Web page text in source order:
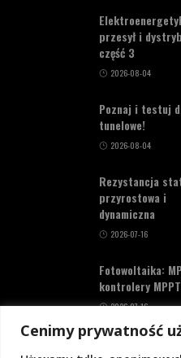
Cenimy prywatność
przesył i
część 3
2026-08-04
Poznaj i testuj
tunelowe!
2026-08-04
Rezystancja
przyrostowa i
dynamiczna
2026-07-16
Fotowoltaika:
kontrolery MPPT
2026-07-16